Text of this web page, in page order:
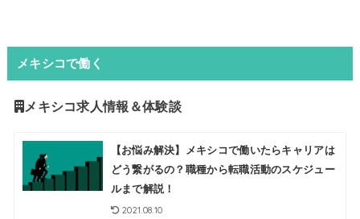
メキシコで働く
メキシコ求人情報＆体験談
【お悩み解決】メキシコで働いたらキャリアは
どう繋がるの？職種から転職活動のスケジュー
ルまで解説！
2021.08.10